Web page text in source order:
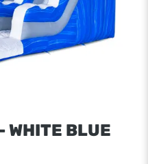
WHITE BLUE